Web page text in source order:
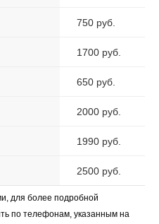
750 руб.
1700 руб.
650 руб.
2000 руб.
1990 руб.
2500 руб.
для более подробной
по телефонам, указанным на